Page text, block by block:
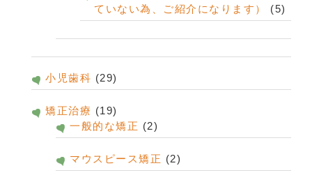
ていない為、ご紹介になります）
(5)
小児歯科 (29)
矯正治療 (19)
一般的な矯正 (2)
マウスピース矯正 (2)